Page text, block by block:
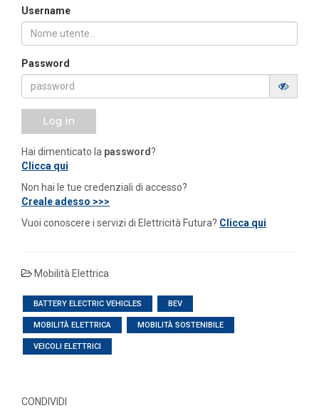
Username
Password
Log in
Hai dimenticato la password ?
Clicca qui
Non hai le tue credenziali di accesso?
Creale adesso >>>
Vuoi conoscere i servizi di Elettricità Futura? Clicca qui
Mobilità Elettrica
BATTERY ELECTRIC VEHICLES BEV
MOBILITÀ ELETTRICA MOBILITÀ SOSTENIBILE
VEICOLI ELETTRICI
CONDIVIDI